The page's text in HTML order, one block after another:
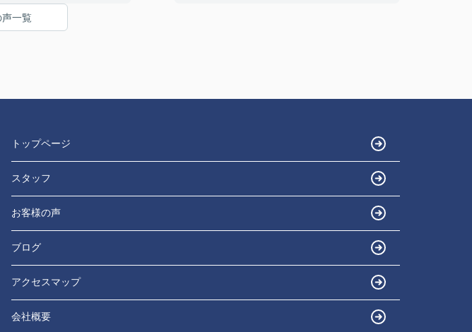
声一覧
トップページ
スタッフ
お客様の声
ブログ
アクセスマップ
会社概要